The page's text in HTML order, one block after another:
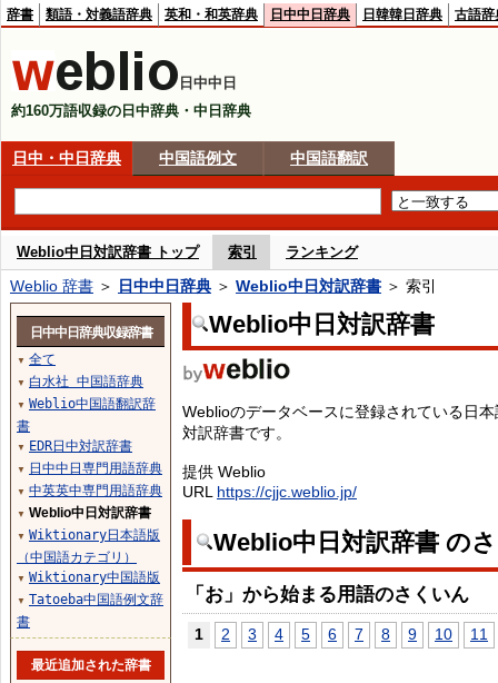
辞書 類語・対義語辞典 英和・和英辞典 日中中日辞典 日韓韓日辞典 古語辞
日中中日
約160万語収録の日中辞典・中日辞典
日中・中日辞典 中国語例文 中国語翻訳
Weblio中日対訳辞書 トップ 索引 ランキング
Weblio 辞書 ＞ 日中中日辞典 ＞ Weblio中日対訳辞書 ＞ 索引
Weblio中日対訳辞書
Weblioのデータベースに登録されている日
対訳辞書です。
提供 Weblio
URL https://cjjc.weblio.jp/
Weblio中日対訳辞書 の
「お」から始まる用語のさくいん
1 2 3 4 5 6 7 8 9 10 11
日中中日辞典収録辞書
▼ 全て
▼ 白水社 中国語辞典
▼ Weblio中国語翻訳辞
書
▼ EDR日中対訳辞書
▼ 日中中日専門用語辞典
▼ 中英英中専門用語辞典
▼ Weblio中日対訳辞書
▼ Wiktionary日本語版
（中国語カテゴリ）
▼ Wiktionary中国語版
▼ Tatoeba中国語例文辞
書
最近追加された辞書